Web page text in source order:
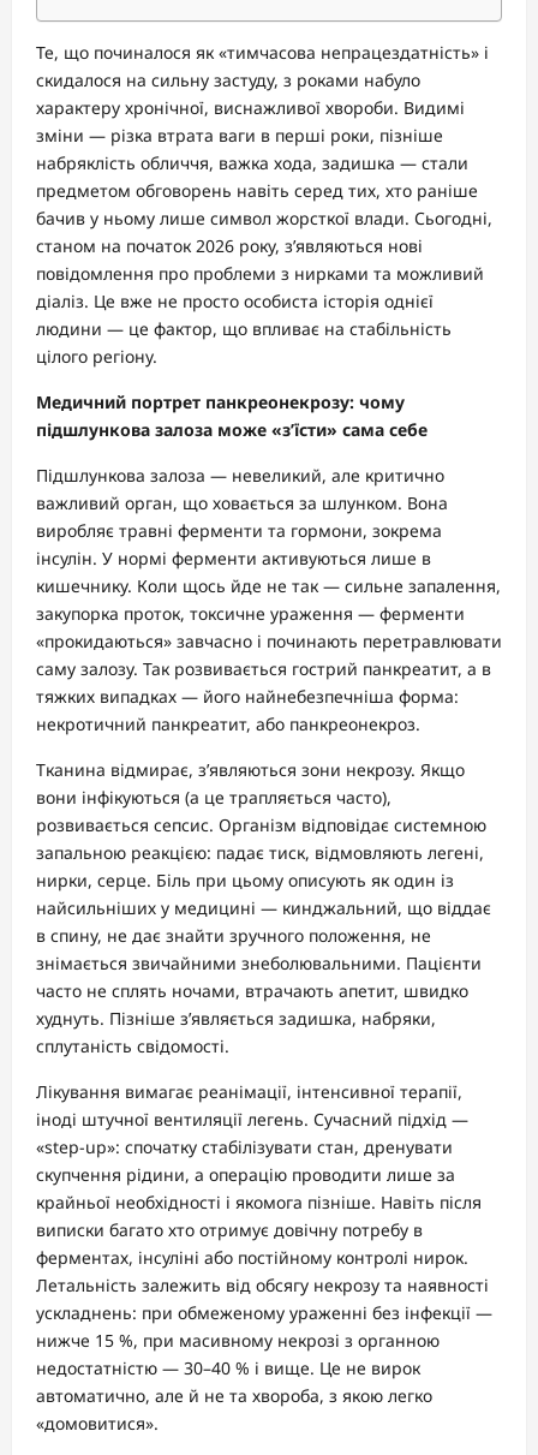
Те, що починалося як «тимчасова непрацездатність» і
скидалося на сильну застуду, з роками набуло
характеру хронічної, виснажливої хвороби. Видимі
зміни — різка втрата ваги в перші роки, пізніше
набряклість обличчя, важка хода, задишка — стали
предметом обговорень навіть серед тих, хто раніше
бачив у ньому лише символ жорсткої влади. Сьогодні,
станом на початок 2026 року, з’являються нові
повідомлення про проблеми з нирками та можливий
діаліз. Це вже не просто особиста історія однієї
людини — це фактор, що впливає на стабільність
цілого регіону.
Медичний портрет панкреонекрозу: чому
підшлункова залоза може «з’їсти» сама себе
Підшлункова залоза — невеликий, але критично
важливий орган, що ховається за шлунком. Вона
виробляє травні ферменти та гормони, зокрема
інсулін. У нормі ферменти активуються лише в
кишечнику. Коли щось йде не так — сильне запалення,
закупорка проток, токсичне ураження — ферменти
«прокидаються» завчасно і починають перетравлювати
саму залозу. Так розвивається гострий панкреатит, а в
тяжких випадках — його найнебезпечніша форма:
некротичний панкреатит, або панкреонекроз.
Тканина відмирає, з’являються зони некрозу. Якщо
вони інфікуються (а це трапляється часто),
розвивається сепсис. Організм відповідає системною
запальною реакцією: падає тиск, відмовляють легені,
нирки, серце. Біль при цьому описують як один із
найсильніших у медицині — кинджальний, що віддає
в спину, не дає знайти зручного положення, не
знімається звичайними знеболювальними. Пацієнти
часто не сплять ночами, втрачають апетит, швидко
худнуть. Пізніше з’являється задишка, набряки,
сплутаність свідомості.
Лікування вимагає реанімації, інтенсивної терапії,
іноді штучної вентиляції легень. Сучасний підхід —
«step-up»: спочатку стабілізувати стан, дренувати
скупчення рідини, а операцію проводити лише за
крайньої необхідності і якомога пізніше. Навіть після
виписки багато хто отримує довічну потребу в
ферментах, інсуліні або постійному контролі нирок.
Летальність залежить від обсягу некрозу та наявності
ускладнень: при обмеженому ураженні без інфекції —
нижче 15 %, при масивному некрозі з органною
недостатністю — 30–40 % і вище. Це не вирок
автоматично, але й не та хвороба, з якою легко
«домовитися».